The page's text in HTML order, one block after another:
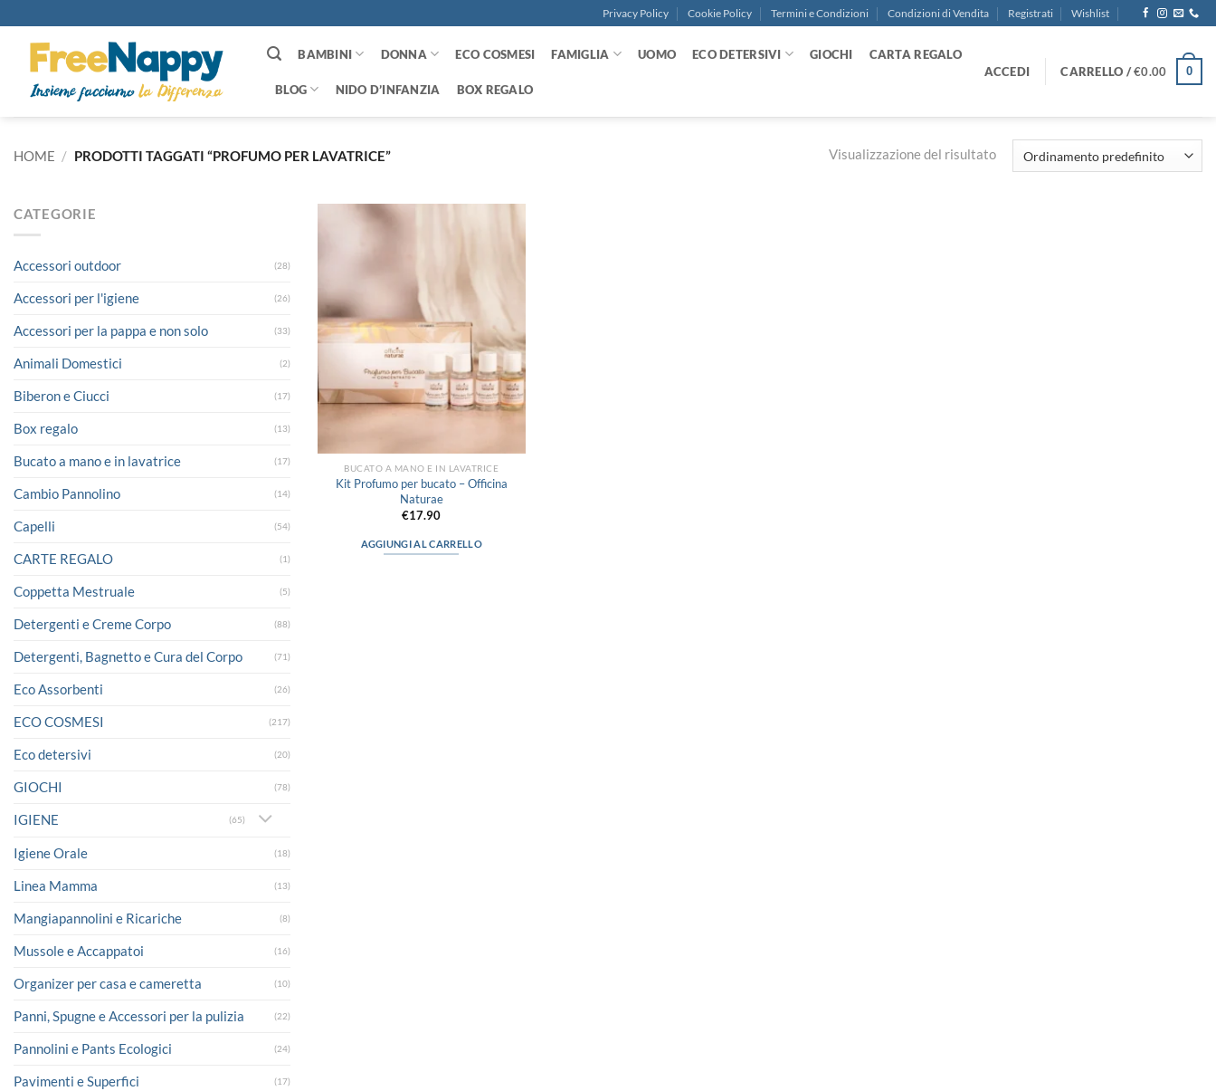
ai
contenuti
Privacy Policy Cookie Policy Termini e Condizioni Condizioni di Vendita Registrati Wishlist
BAMBINI DONNA ECO COSMESI FAMIGLIA UOMO ECO DETERSIVI GIOCHI CARTA REGALO
BLOG NIDO D’INFANZIA BOX REGALO
ACCEDI CARRELLO /€0.00 0
HOME / PRODOTTI TAGGATI “PROFUMO PER LAVATRICE” Visualizzazione del risultato
CATEGORIE
Accessori outdoor (28)
Accessori per l'igiene (26)
Accessori per la pappa e non solo (33)
Animali Domestici (2)
Biberon e Ciucci (17)
Box regalo (13)
Bucato a mano e in lavatrice (17)
Cambio Pannolino (14)
Capelli (54)
CARTE REGALO (1)
Coppetta Mestruale (5)
Detergenti e Creme Corpo (88)
Detergenti, Bagnetto e Cura del Corpo (71)
Eco Assorbenti (26)
ECO COSMESI (217)
Eco detersivi (20)
GIOCHI (78)
IGIENE (65)
Igiene Orale (18)
Linea Mamma (13)
Mangiapannolini e Ricariche (8)
Mussole e Accappatoi (16)
Organizer per casa e cameretta (10)
Panni, Spugne e Accessori per la pulizia (22)
Pannolini e Pants Ecologici (24)
Pavimenti e Superfici (17)
BUCATO A MANO E IN LAVATRICE
Kit Profumo per bucato – Officina
Naturae
€17.90
AGGIUNGI AL CARRELLO